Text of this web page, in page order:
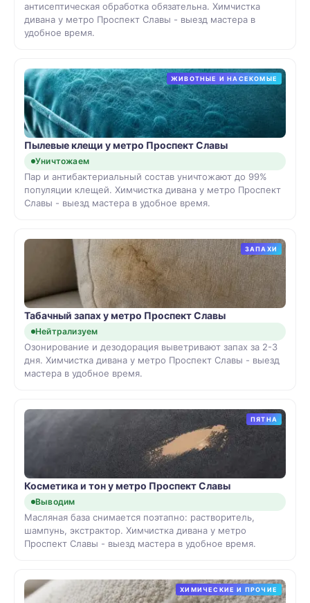
антисептическая обработка обязательна. Химчистка
дивана у метро Проспект Славы - выезд мастера в
удобное время.
ЖИВОТНЫЕ И НАСЕКОМЫЕ
Пылевые клещи у метро Проспект Славы
Уничтожаем
Пар и антибактериальный состав уничтожают до 99%
популяции клещей. Химчистка дивана у метро Проспект
Славы - выезд мастера в удобное время.
ЗАПАХИ
Табачный запах у метро Проспект Славы
Нейтрализуем
Озонирование и дезодорация выветривают запах за 2-3
дня. Химчистка дивана у метро Проспект Славы - выезд
мастера в удобное время.
ПЯТНА
Косметика и тон у метро Проспект Славы
Выводим
Масляная база снимается поэтапно: растворитель,
шампунь, экстрактор. Химчистка дивана у метро
Проспект Славы - выезд мастера в удобное время.
ХИМИЧЕСКИЕ И ПРОЧИЕ